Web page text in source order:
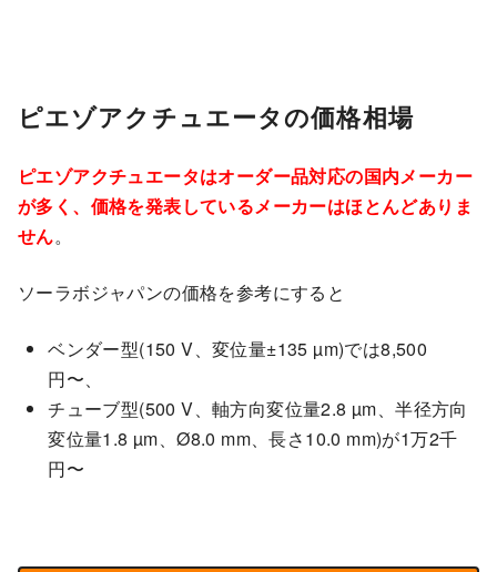
ピエゾアクチュエータの価格相場
ピエゾアクチュエータはオーダー品対応の国内メーカー
が多く、価格を発表しているメーカーはほとんどありま
せん。
ソーラボジャパンの価格を参考にすると
ベンダー型(150 V、変位量±135 µm)では8,500
円〜、
チューブ型(500 V、軸方向変位量2.8 µm、半径方向
変位量1.8 µm、Ø8.0 mm、長さ10.0 mm)が1万2千
円〜